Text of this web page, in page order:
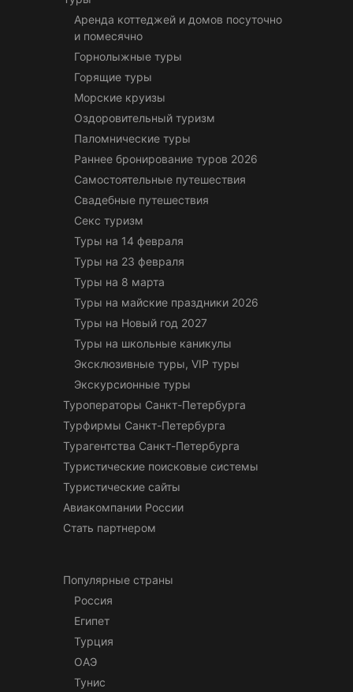
Аренда коттеджей и домов посуточно
и помесячно
Горнолыжные туры
Горящие туры
Морские круизы
Оздоровительный туризм
Паломнические туры
Раннее бронирование туров 2026
Самостоятельные путешествия
Свадебные путешествия
Секс туризм
Туры на 14 февраля
Туры на 23 февраля
Туры на 8 марта
Туры на майские праздники 2026
Туры на Новый год 2027
Туры на школьные каникулы
Эксклюзивные туры, VIP туры
Экскурсионные туры
Туроператоры Санкт-Петербурга
Турфирмы Санкт-Петербурга
Турагентства Санкт-Петербурга
Туристические поисковые системы
Туристические сайты
Авиакомпании России
Стать партнером
Популярные страны
Россия
Египет
Турция
ОАЭ
Тунис